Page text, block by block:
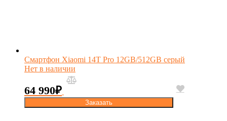
Смартфон Xiaomi 14T Pro 12GB/512GB серый
Нет в наличии
64 990₽
Заказать